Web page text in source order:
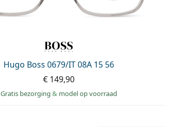
Hugo Boss 0679/IT 08A 15 56
€ 149,90
Gratis bezorging & model op voorraad